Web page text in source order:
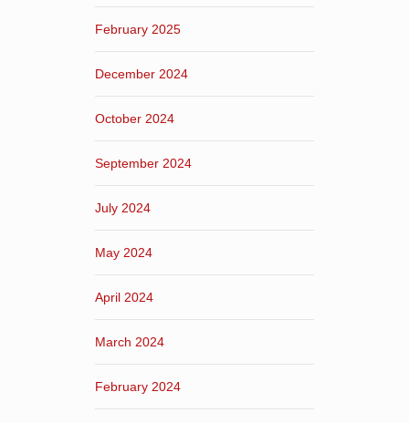
February 2025
December 2024
October 2024
September 2024
July 2024
May 2024
April 2024
March 2024
February 2024